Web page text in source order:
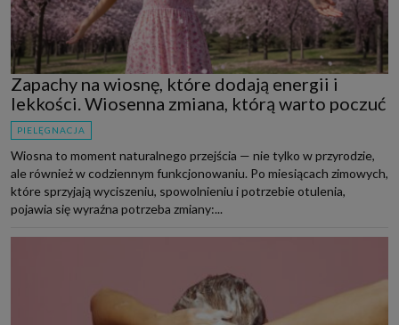
Zapachy na wiosnę, które dodają energii i
lekkości. Wiosenna zmiana, którą warto poczuć
PIELĘGNACJA
Wiosna to moment naturalnego przejścia — nie tylko w przyrodzie,
ale również w codziennym funkcjonowaniu. Po miesiącach zimowych,
które sprzyjają wyciszeniu, spowolnieniu i potrzebie otulenia,
pojawia się wyraźna potrzeba zmiany:...